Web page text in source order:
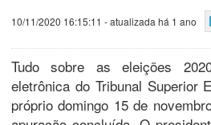
10/11/2020 16:15:11 - atualizada há 1 ano
Tudo sobre as eleições
eletrônica do Tribunal Superior
próprio domingo 15 de